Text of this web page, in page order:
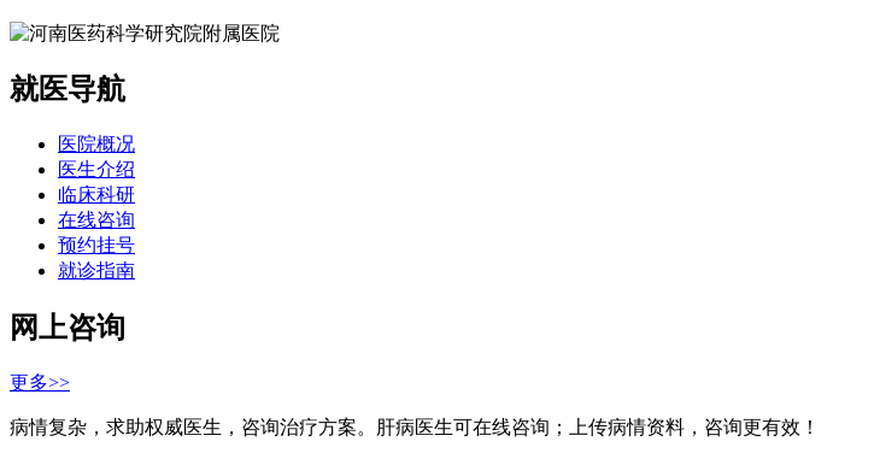
就医导航
医院概况
医生介绍
临床科研
在线咨询
预约挂号
就诊指南
网上咨询
更多>>
病情复杂，求助权威医生，咨询治疗方案。肝病医生可在线咨询；上传病情资料，咨询更有效！